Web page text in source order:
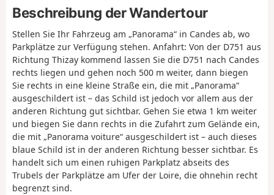
Beschreibung der Wandertour
Stellen Sie Ihr Fahrzeug am „Panorama“ in Candes ab, wo
Parkplätze zur Verfügung stehen. Anfahrt: Von der D751 aus
Richtung Thizay kommend lassen Sie die D751 nach Candes
rechts liegen und gehen noch 500 m weiter, dann biegen
Sie rechts in eine kleine Straße ein, die mit „Panorama“
ausgeschildert ist – das Schild ist jedoch vor allem aus der
anderen Richtung gut sichtbar. Gehen Sie etwa 1 km weiter
und biegen Sie dann rechts in die Zufahrt zum Gelände ein,
die mit „Panorama voiture“ ausgeschildert ist – auch dieses
blaue Schild ist in der anderen Richtung besser sichtbar. Es
handelt sich um einen ruhigen Parkplatz abseits des
Trubels der Parkplätze am Ufer der Loire, die ohnehin recht
begrenzt sind.